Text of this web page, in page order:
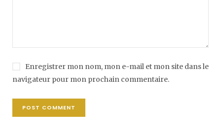
Enregistrer mon nom, mon e-mail et mon site dans le
navigateur pour mon prochain commentaire.